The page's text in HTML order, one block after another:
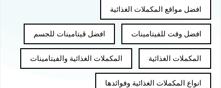
افضل مواقع المكملات الغذائية
افضل وقت للفيتامينات افضل ڤيتامينات للجسم
المكملات الغذائية المكملات الغذائية والفيتامينات
انواع المكملات الغذائية وفوائدها